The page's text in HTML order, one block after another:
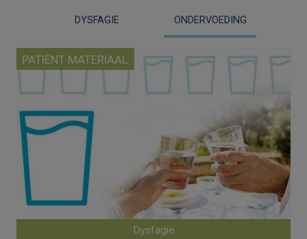
DYSFAGIE ONDERVOEDING
PATIËNT MATERIAAL
Dysfagie